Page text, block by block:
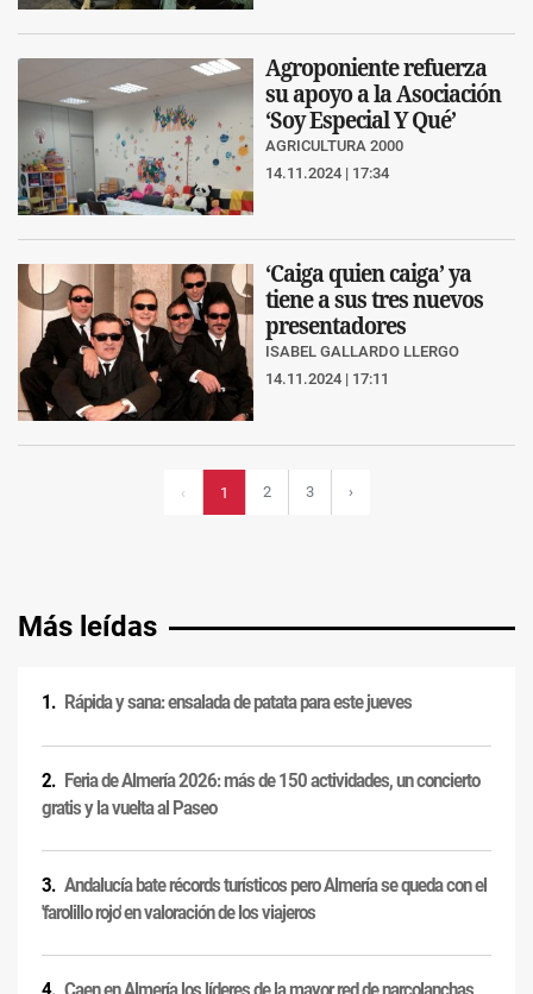
Agroponiente refuerza
su apoyo a la Asociación
‘Soy Especial Y Qué’
AGRICULTURA 2000
14.11.2024 | 17:34
‘Caiga quien caiga’ ya
tiene a sus tres nuevos
presentadores
ISABEL GALLARDO LLERGO
14.11.2024 | 17:11
‹ 1 2 3 ›
Más leídas
Rápida y sana: ensalada de patata para este jueves
Feria de Almería 2026: más de 150 actividades, un concierto
gratis y la vuelta al Paseo
Andalucía bate récords turísticos pero Almería se queda con el
'farolillo rojo' en valoración de los viajeros